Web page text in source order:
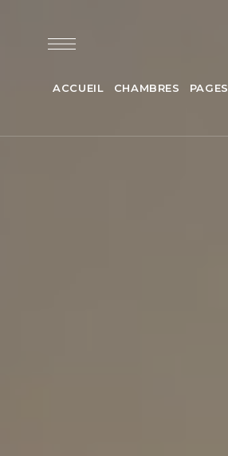
ACCUEIL CHAMBRES PAGES